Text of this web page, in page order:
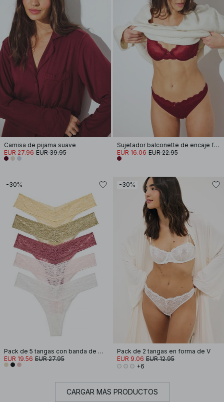
Camisa de pijama suave
EUR 27.96 EUR 39.95
Sujetador balconette de encaje floral
EUR 16.06 EUR 22.95
-30%
Pack de 5 tangas con banda de encaje
EUR 19.56 EUR 27.95
-30%
Pack de 2 tangas en forma de V
EUR 9.06 EUR 12.95
+6
CARGAR MÁS PRODUCTOS